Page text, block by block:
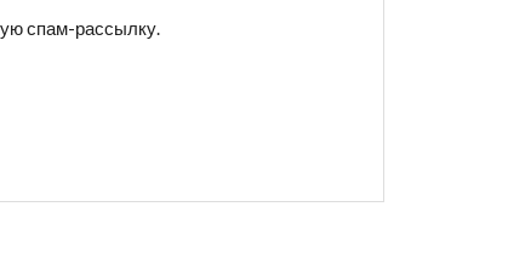
спам-рассылку.